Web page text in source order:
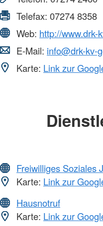
Telefax: 07274 8358
Web: http://www.drk-
E-Mail: info@drk-kv-
Karte: Link zur
Freiwilliges Soziales
Karte: Link zur
Hausnotruf
Karte: Link zur